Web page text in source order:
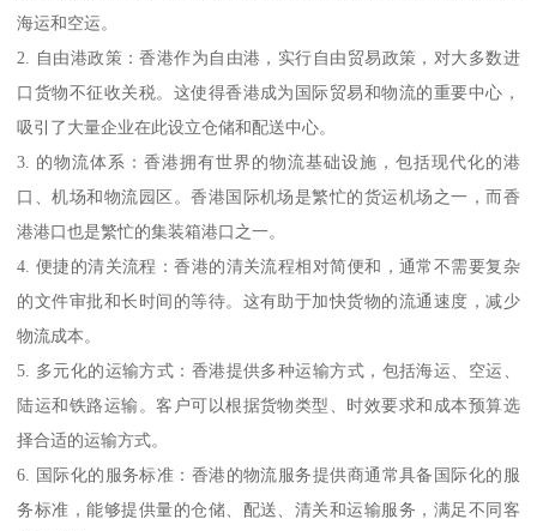
海运和空运。
2. 自由港政策：香港作为自由港，实行自由贸易政策，对大多数进
口货物不征收关税。这使得香港成为国际贸易和物流的重要中心，
吸引了大量企业在此设立仓储和配送中心。
3. 的物流体系：香港拥有世界的物流基础设施，包括现代化的港
口、机场和物流园区。香港国际机场是繁忙的货运机场之一，而香
港港口也是繁忙的集装箱港口之一。
4. 便捷的清关流程：香港的清关流程相对简便和，通常不需要复杂
的文件审批和长时间的等待。这有助于加快货物的流通速度，减少
物流成本。
5. 多元化的运输方式：香港提供多种运输方式，包括海运、空运、
陆运和铁路运输。客户可以根据货物类型、时效要求和成本预算选
择合适的运输方式。
6. 国际化的服务标准：香港的物流服务提供商通常具备国际化的服
务标准，能够提供量的仓储、配送、清关和运输服务，满足不同客